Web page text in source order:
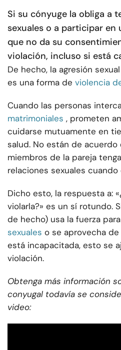
Si su cónyuge la obliga a
sexuales o a participar en
que no da su
violación, incluso si está
De hecho, la agresión
es una forma de violencia
Cuando las personas
matrimoniales , prometen
cuidarse mutuamente en
salud. No están de
miembros de la pareja
relaciones sexuales
Dicho esto, la respuesta a:
violarla?» es un sí rotundo.
de hecho) usa la fuerza para
sexuales o se aprovecha
está incapacitada, esto se
violación.
Obtenga más información
conyugal todavía se
video: